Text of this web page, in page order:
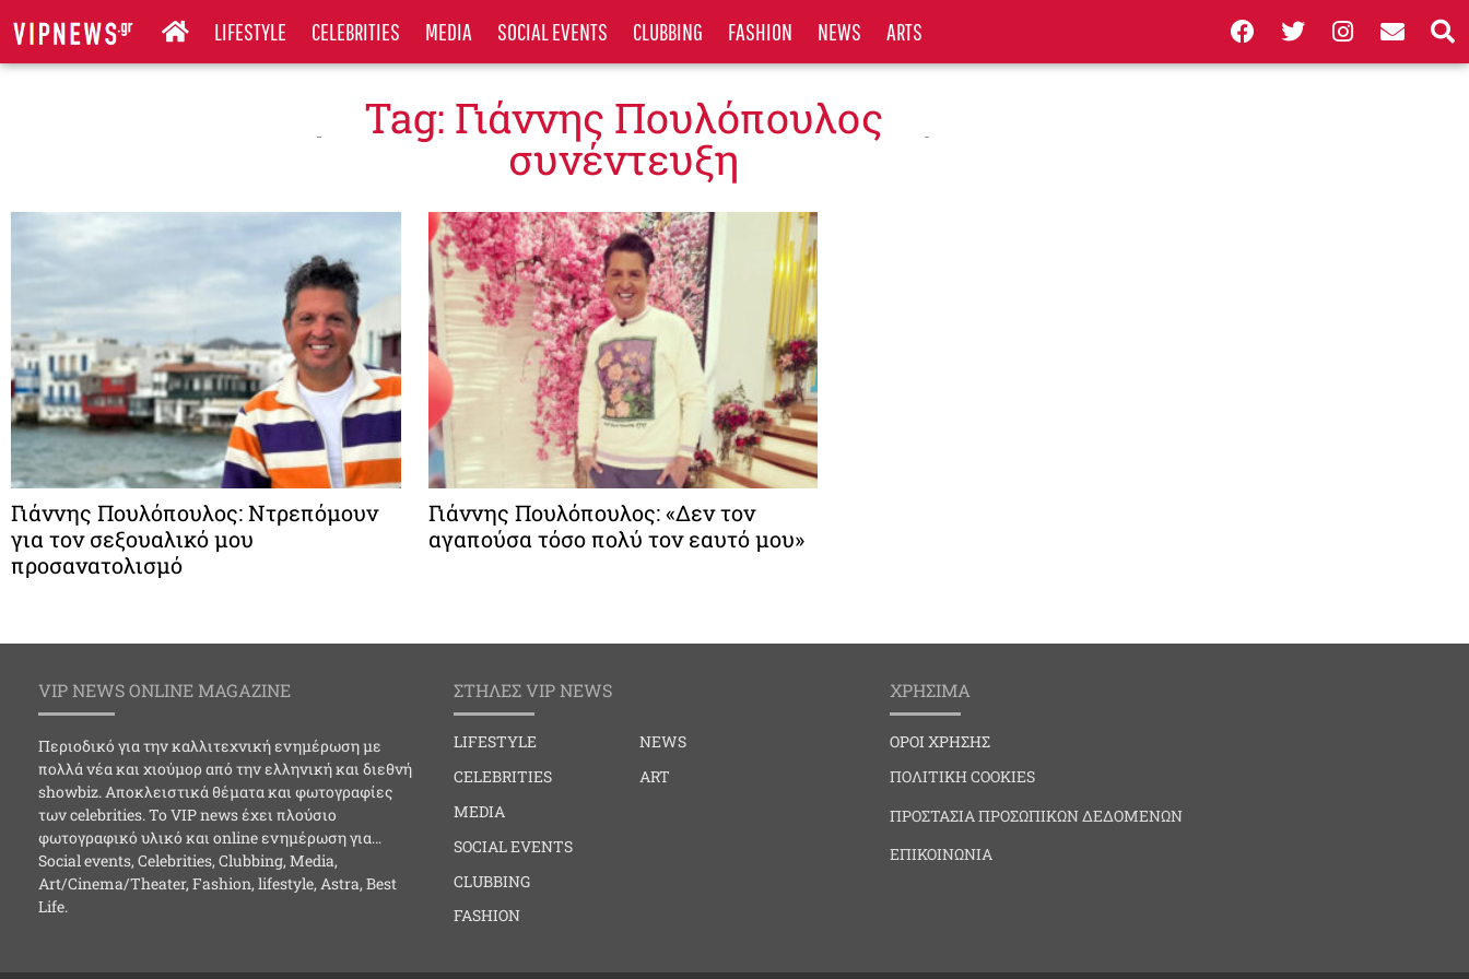
LIFESTYLE CELEBRITIES MEDIA SOCIAL EVENTS CLUBBING FASHION NEWS ARTS
Tag: Γιάννης Πουλόπουλος
συνέντευξη
Γιάννης Πουλόπουλος: Ντρεπόμουν
για τον σεξουαλικό μου
προσανατολισμό
Γιάννης Πουλόπουλος: «Δεν τον
αγαπούσα τόσο πολύ τον εαυτό μου»
VIP NEWS ONLINE MAGAZINE
Περιοδικό για την καλλιτεχνική ενημέρωση με
πολλά νέα και χιούμορ από την ελληνική και διεθνή
showbiz. Αποκλειστικά θέματα και φωτογραφίες
των celebrities. Το VIP news έχει πλούσιο
φωτογραφικό υλικό και online ενημέρωση για…
Social events, Celebrities, Clubbing, Media,
Art/Cinema/Theater, Fashion, lifestyle, Astra, Best
Life.
ΣΤΗΛΕΣ VIP NEWS
LIFESTYLE
CELEBRITIES
MEDIA
SOCIAL EVENTS
CLUBBING
FASHION
NEWS
ART
ΧΡΗΣΙΜΑ
ΟΡΟΙ ΧΡΗΣΗΣ
ΠΟΛΙΤΙΚΗ COOKIES
ΠΡΟΣΤΑΣΙΑ ΠΡΟΣΩΠΙΚΩΝ ΔΕΔΟΜΕΝΩΝ
ΕΠΙΚΟΙΝΩΝΙΑ